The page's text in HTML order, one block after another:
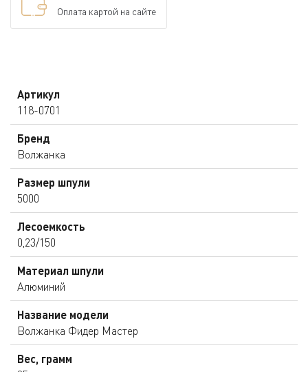
Оплата картой на сайте
Артикул
118-0701
Бренд
Волжанка
Размер шпули
5000
Лесоемкость
0,23/150
Материал шпули
Алюминий
Название модели
Волжанка Фидер Мастер
Вес, грамм